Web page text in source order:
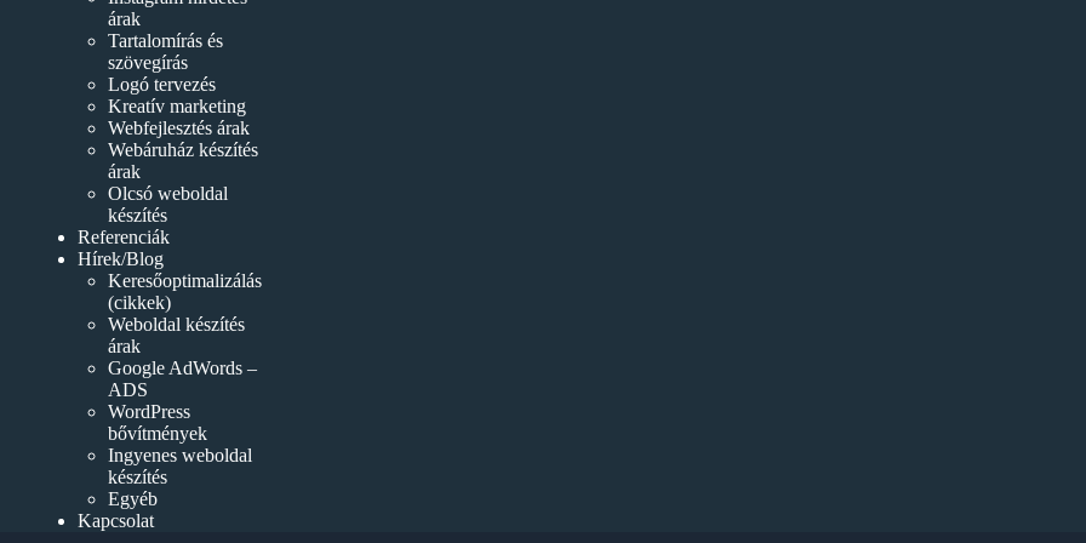
árak
Tartalomírás és
szövegírás
Logó tervezés
Kreatív marketing
Webfejlesztés árak
Webáruház készítés
árak
Olcsó weboldal
készítés
Referenciák
Hírek/Blog
Keresőoptimalizálás
(cikkek)
Weboldal készítés
árak
Google AdWords –
ADS
WordPress
bővítmények
Ingyenes weboldal
készítés
Egyéb
Kapcsolat